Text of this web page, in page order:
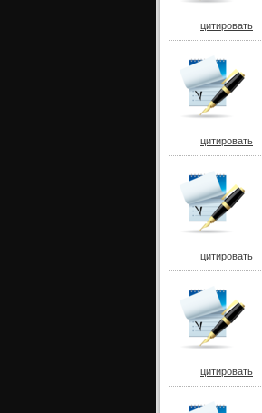
цитировать
цитировать
цитировать
цитировать